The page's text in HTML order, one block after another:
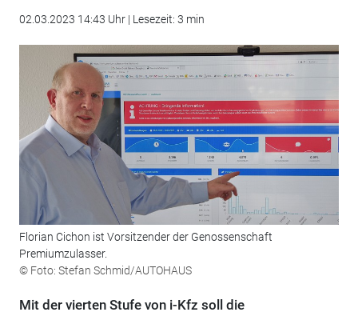
02.03.2023 14:43 Uhr | Lesezeit: 3 min
Florian Cichon ist Vorsitzender der Genossenschaft
Premiumzulasser.
© Foto: Stefan Schmid/AUTOHAUS
Mit der vierten Stufe von i-Kfz soll die